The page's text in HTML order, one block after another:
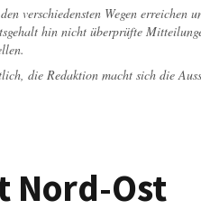
verschiedensten Wegen
hin nicht überprüfte
die Redaktion macht sich die
Nord-Ost